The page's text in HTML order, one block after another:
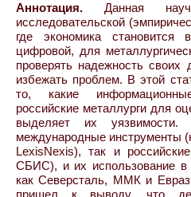
Аннотация. Данная
исследовательской
где экономика
цифровой, для
проверять надежность своих
избежать проблем. В этой
то, какие
российские металлурги для
выделяет их уязвимости.
международные инструменты
LexisNexis), так и
СБИС), и их использование в
как Северсталь, ММК и
пришел к выводу, что